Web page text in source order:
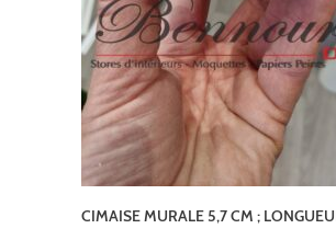
CIMAISE MURALE 5,7 CM ;